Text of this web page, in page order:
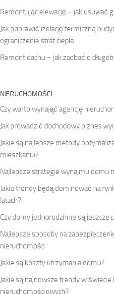
Remontując elewację – jak usuwać
Jak poprawić izolację termiczną
ograniczenie strat ciepła
Remont dachu – jak zadbać o
NIERUCHOMOŚCI
Czy warto wynająć agencję
Jak prowadzić dochodowy biznes
Jakie są najlepsze metody
mieszkaniu?
Najlepsze strategie wynajmu domu
Jakie trendy będą dominować na
latach?
Czy domy jednorodzinne są jeszcze
Najlepsze sposoby na
nieruchomości
Jakie są koszty utrzymania domu?
Jakie są najnowsze trendy w
nieruchomościowych?